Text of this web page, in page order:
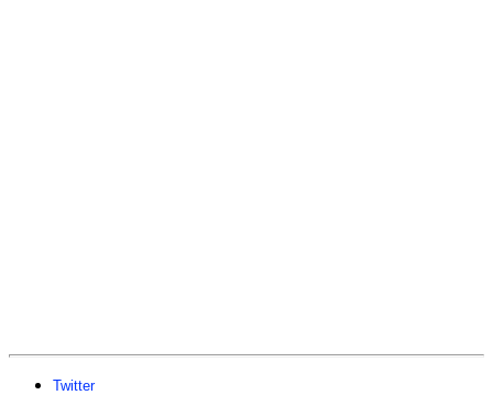
Twitter